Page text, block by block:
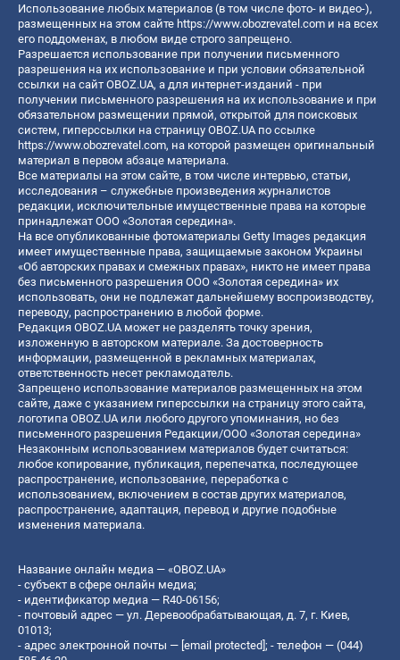
Использование любых материалов (в том числе фото- и видео-),
размещенных на этом сайте https://www.obozrevatel.com и на всех
его поддоменах, в любом виде строго запрещено.
Разрешается использование при получении письменного
разрешения на их использование и при условии обязательной
ссылки на сайт OBOZ.UA, а для интернет-изданий - при
получении письменного разрешения на их использование и при
обязательном размещении прямой, открытой для поисковых
систем, гиперссылки на страницу OBOZ.UA по ссылке
https://www.obozrevatel.com, на которой размещен оригинальный
материал в первом абзаце материала.
Все материалы на этом сайте, в том числе интервью, статьи,
исследования – служебные произведения журналистов
редакции, исключительные имущественные права на которые
принадлежат ООО «Золотая середина».
На все опубликованные фотоматериалы Getty Images редакция
имеет имущественные права, защищаемые законом Украины
«Об авторских правах и смежных правах», никто не имеет права
без письменного разрешения ООО «Золотая середина» их
использовать, они не подлежат дальнейшему воспроизводству,
переводу, распространению в любой форме.
Редакция OBOZ.UA может не разделять точку зрения,
изложенную в авторском материале. За достоверность
информации, размещенной в рекламных материалах,
ответственность несет рекламодатель.
Запрещено использование материалов размещенных на этом
сайте, даже с указанием гиперссылки на страницу этого сайта,
логотипа OBOZ.UA или любого другого упоминания, но без
письменного разрешения Редакции/ООО «Золотая середина»
Незаконным использованием материалов будет считаться:
любое копирование, публикация, перепечатка, последующее
распространение, использование, переработка с
использованием, включением в состав других материалов,
распространение, адаптация, перевод и другие подобные
изменения материала.
Название онлайн медиа — «OBOZ.UA»
- субъект в сфере онлайн медиа;
- идентификатор медиа — R40-06156;
- почтовый адрес — ул. Деревообрабатывающая, д. 7, г. Киев,
01013;
- адрес электронной почты — [email protected]; - телефон — (044)